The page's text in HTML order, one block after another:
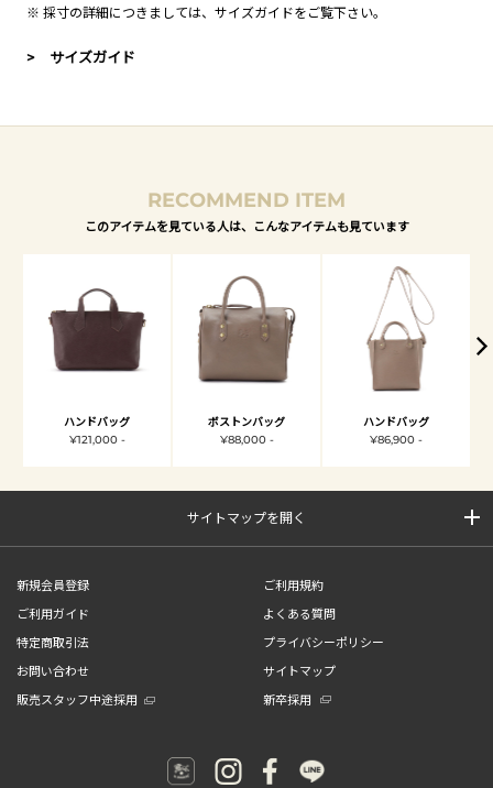
※ 採寸の詳細につきましては、 サイズガイドをご覧下さい。
> サイズガイド
RECOMMEND ITEM
このアイテムを見ている人は、こんなアイテムも見ています
ハンドバッグ
¥121,000 -
ボストンバッグ
¥88,000 -
ハンドバッグ
¥86,900 -
サイトマップを開く
新規会員登録
ご利用規約
ご利用ガイド
よくある質問
特定商取引法
プライバシーポリシー
お問い合わせ
サイトマップ
販売スタッフ中途採用
新卒採用